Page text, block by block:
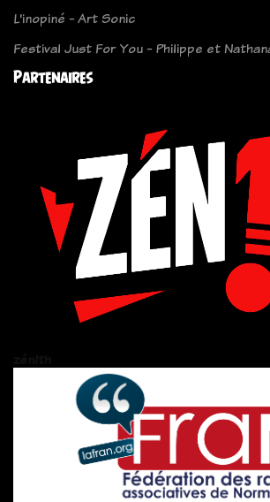
L'inopiné - Art Sonic
Festival Just For You - Philippe et
Partenaires